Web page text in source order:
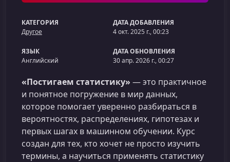
КАТЕГОРИЯ
Другое
ДАТА ДОБАВЛЕНИЯ
4 окт. 2025 г., 00:23
ЯЗЫК
Английский
ДАТА ОБНОВЛЕНИЯ
30 апр. 2026 г., 00:27
«Постигаем статистику» — это практичное
и понятное погружение в мир данных,
которое помогает уверенно разбираться в
вероятностях, распределениях, гипотезах и
первых шагах в машинном обучении. Курс
создан для тех, кто хочет не просто изучить
термины, а научиться применять статистику